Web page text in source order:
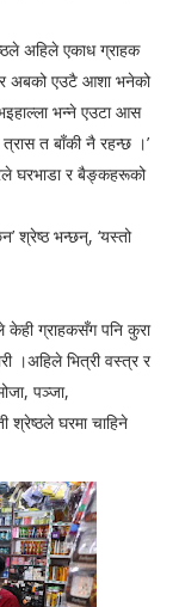
अहिले एकाध ग्राहक
अबको एउटै आशा भनेको
भइहाल्ला भन्ने एउटा आस
त बाँकी नै रहन्छ ।’
घरभाडा र बैङ्कहरूको
श्रेष्ठ भन्छन्, ‘यस्तो
केही ग्राहकसँग पनि कुरा
।अहिले भित्री वस्त्र र
पञ्जा,
श्रेष्ठले घरमा चाहिने